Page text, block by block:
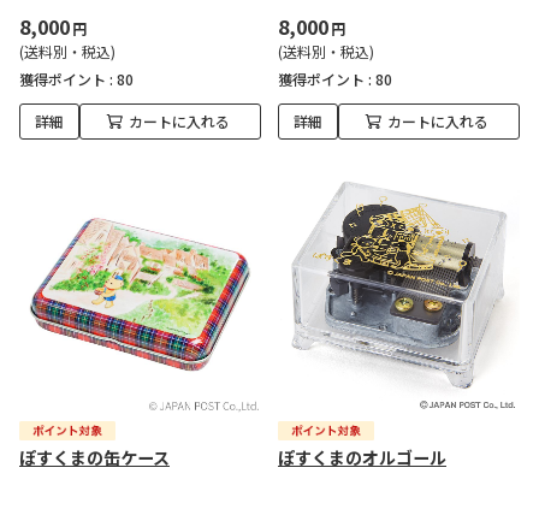
8,000円
(送料別・税込)
獲得ポイント : 80
詳細 カートに入れる
8,000円
(送料別・税込)
獲得ポイント : 80
詳細 カートに入れる
ぽすくまの缶ケース ぽすくまのオルゴール